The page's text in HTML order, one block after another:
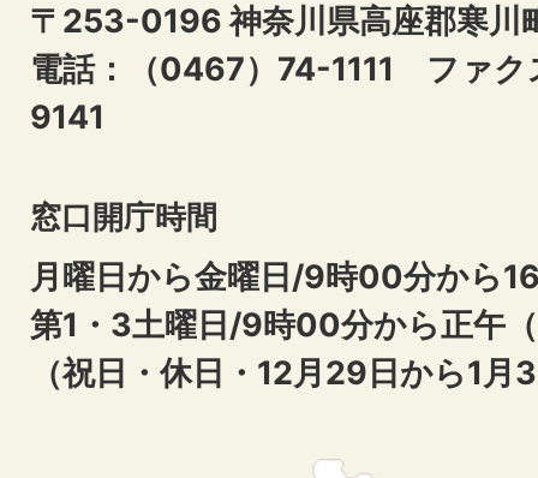
〒253-0196 神奈川県高座郡寒川
電話：（0467）74-1111 ファ
9141
窓口開庁時間
月曜日から金曜日/9時00分から
第1・3土曜日/9時00分から正午
（祝日・休日・12月29日から1月